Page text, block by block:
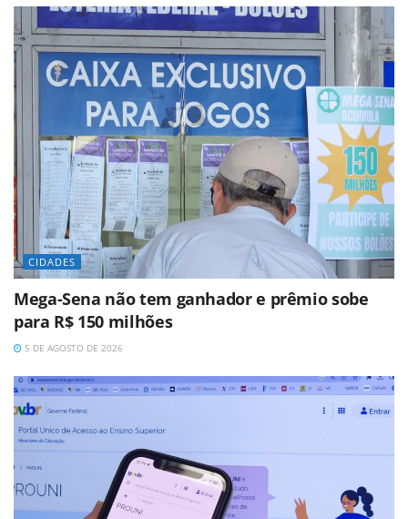
CIDADES
Mega-Sena não tem ganhador e prêmio sobe
para R$ 150 milhões
5 DE AGOSTO DE 2026